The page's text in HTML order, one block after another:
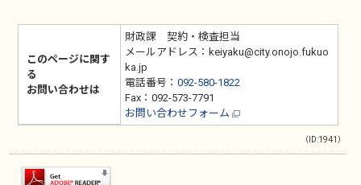
このページに関す
る
お問い合わせは
財政課 契約・検査担当
メールアドレス：keiyaku@city.onojo.fukuo
ka.jp
電話番号： 092-580-1822
Fax：092-573-7791
お問い合わせフォーム
（ID:1941）